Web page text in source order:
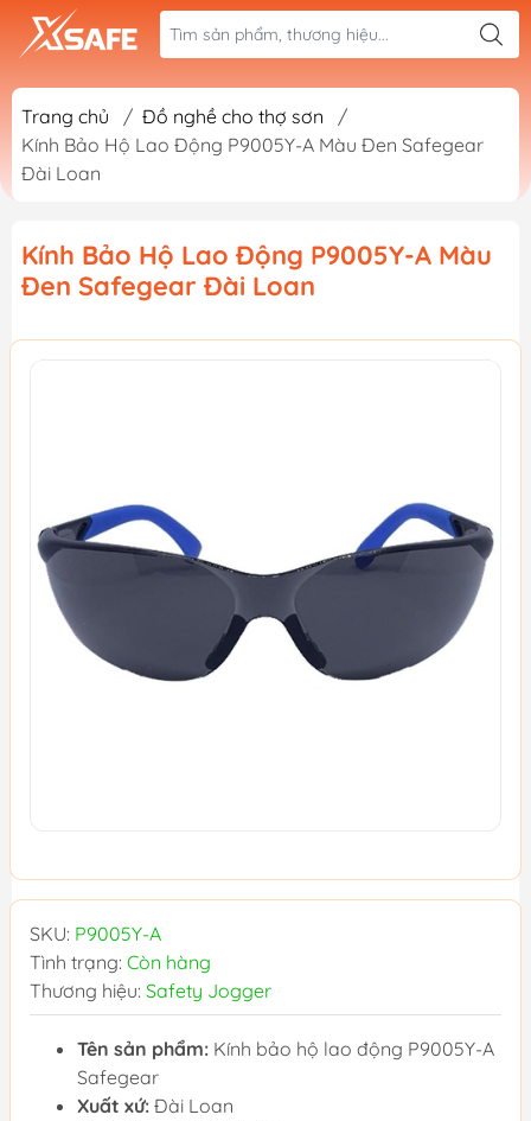
Trang chủ / Đồ nghề cho thợ sơn
/
Kính Bảo Hộ Lao Động P9005Y-A Màu Đen Safegear
Đài Loan
Kính Bảo Hộ Lao Động P9005Y-A Màu
Đen Safegear Đài Loan
SKU: P9005Y-A
Tình trạng: Còn hàng
Thương hiệu: Safety Jogger
Tên sản phẩm: Kính bảo hộ lao động P9005Y-A
Safegear
Xuất xứ: Đài Loan